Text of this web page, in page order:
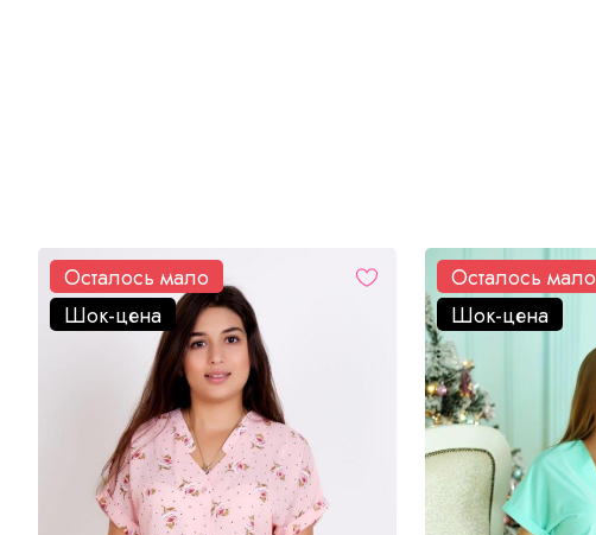
Осталось мало
Шок-цена
Осталось мало
Шок-цена